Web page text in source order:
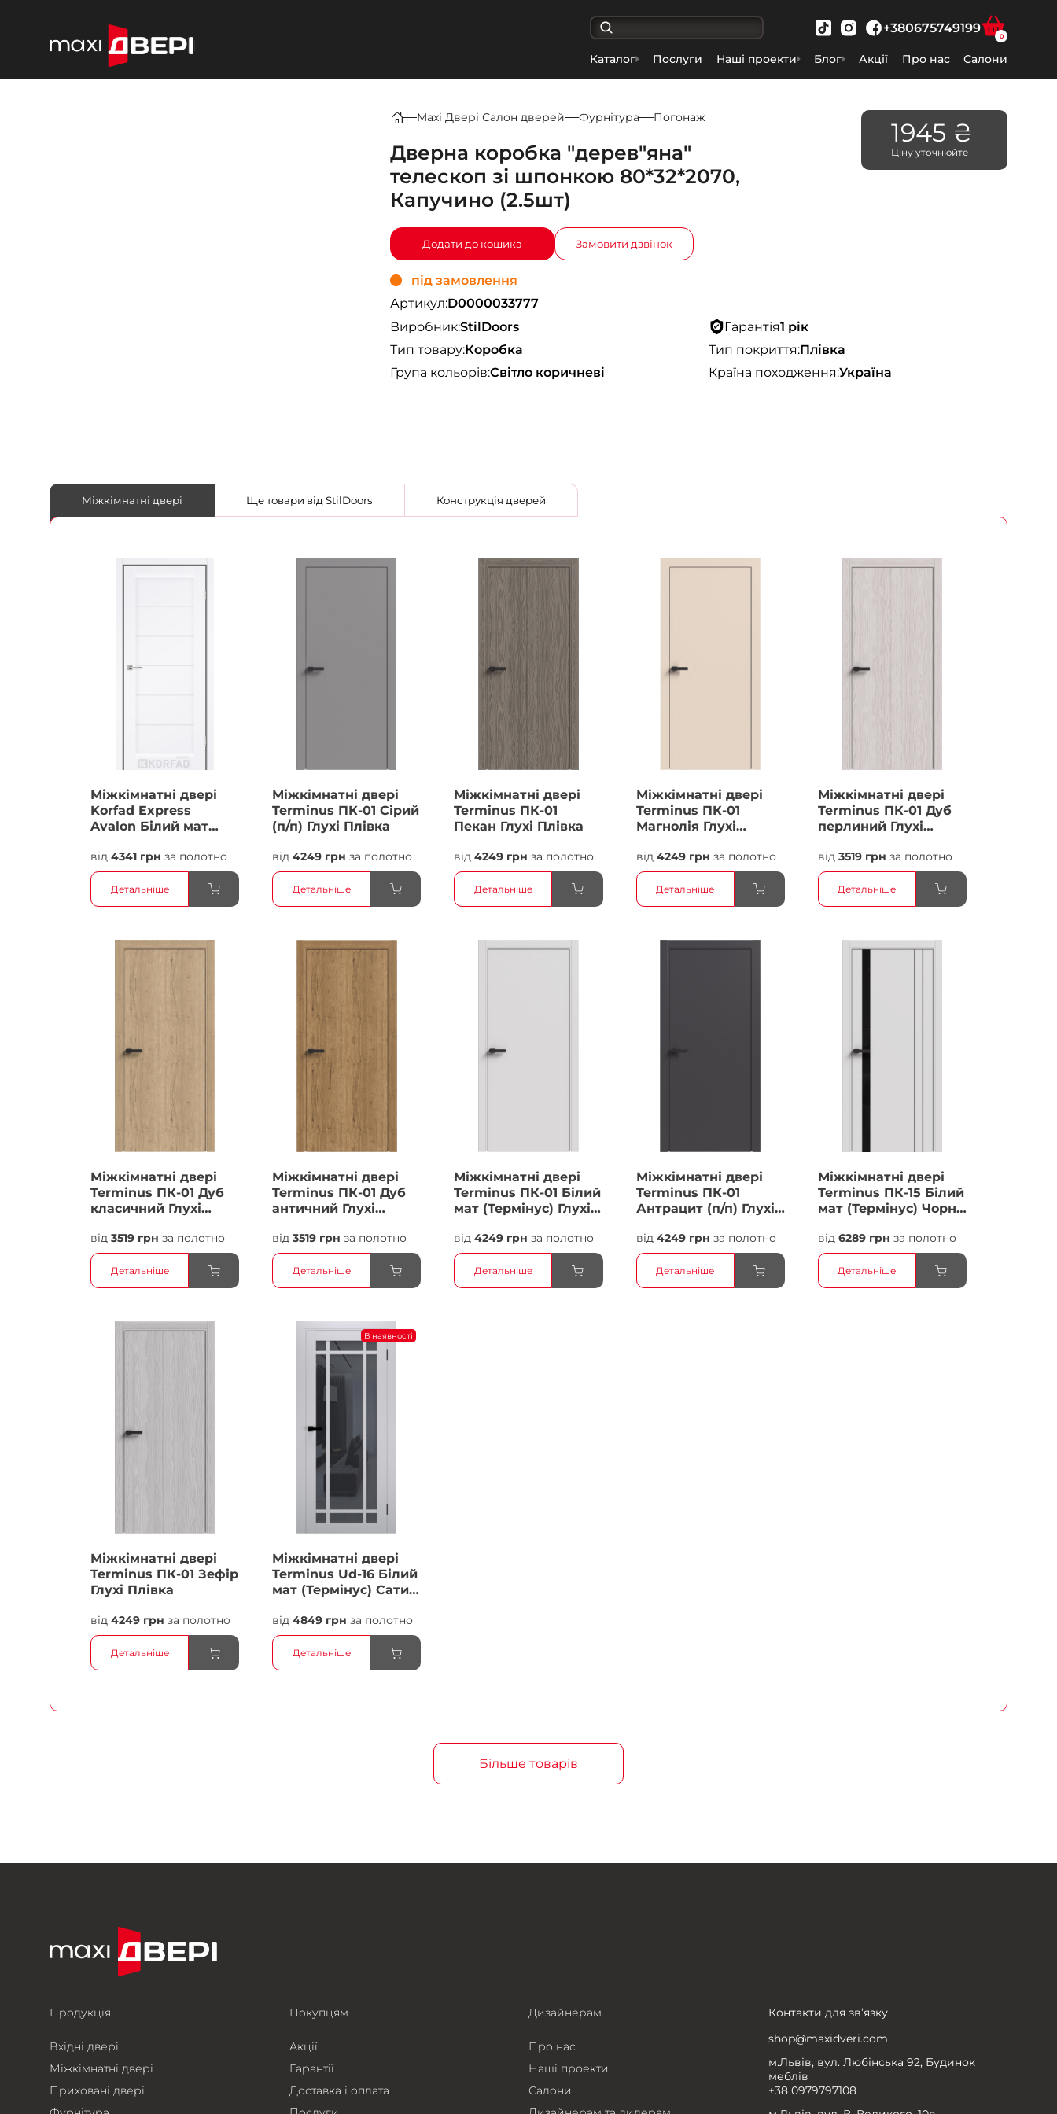
+380675749199
0
Каталог Послуги Наші проекти Блог Акції Про нас Салони
Maxi Двері Салон дверей Фурнітура Погонаж
Дверна коробка "дерев"яна"
телескоп зі шпонкою 80*32*2070,
Капучино (2.5шт)
Додати до кошика Замовити дзвінок
під замовлення
Артикул:D0000033777
Виробник:StilDoors Гарантія1 рік
Тип товару:Коробка Тип покриття:Плівка
Група кольорів:Світло коричневі Країна походження:Україна
1945 ₴
Ціну уточнюйте
Міжкімнатні двері Ще товари від StilDoors Конструкція дверей
Міжкімнатні двері
Korfad Express
Avalon Білий мат
Плівка
від 4341 грн за полотно
Детальніше
Міжкімнатні двері
Terminus ПК-01 Сірий
(п/п) Глухі Плівка
від4249 грн за полотно
Детальніше
Міжкімнатні двері
Terminus ПК-01
Пекан Глухі Плівка
від4249 грн за полотно
Детальніше
Міжкімнатні двері
Terminus ПК-01
Магнолія Глухі
від 4249 грн за полотно
Детальніше
Міжкімнатні двері
Terminus ПК-01 Дуб
перлиний Глухі
від 3519 грн за полотно
Детальніше
Міжкімнатні двері
Terminus ПК-01 Дуб
класичний Глухі
від 3519 грн за полотно
Детальніше
Міжкімнатні двері
Terminus ПК-01 Дуб
античний Глухі
від3519 грн за полотно
Детальніше
Міжкімнатні двері
Terminus ПК-01 Білий
мат (Термінус) Глухі
від4249 грн за полотно
Детальніше
Міжкімнатні двері
Terminus ПК-01
Антрацит (п/п) Глухі
від 4249 грн за полотно
Детальніше
Міжкімнатні двері
Terminus ПК-15 Білий
мат (Термінус) Чорне
від 6289 грн за полотно
Детальніше
Міжкімнатні двері
Terminus ПК-01 Зефір
Глухі Плівка
від 4249 грн за полотно
Детальніше
В наявності
Міжкімнатні двері
Terminus Ud-16 Білий
мат (Термінус) Сатин
від4849 грн за полотно
Детальніше
Більше товарів
Продукція
Вхідні двері
Міжкімнатні двері
Приховані двері
Покупцям
Акції
Гарантії
Доставка і оплата
Дизайнерам
Про нас
Наші проекти
Салони
Контакти для зв’язку
shop@maxidveri.com
м.Львів, вул. Любінська 92, Будинок
меблів
+38 0979797108